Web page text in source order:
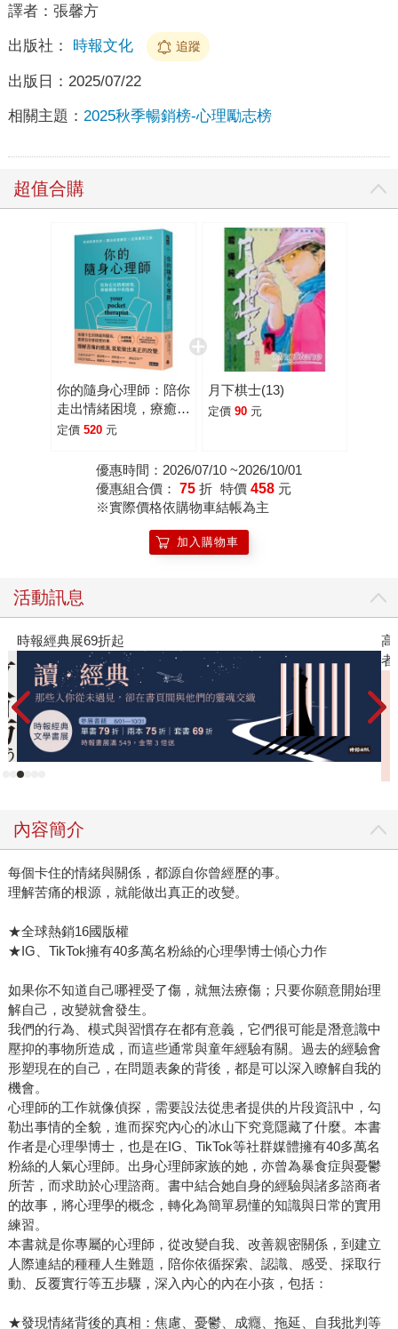
譯者： 張馨方
出版社： 時報文化 追蹤
出版日： 2025/07/22
相關主題： 2025秋季暢銷榜-心理勵志榜
超值合購
你的隨身心理師：陪你
走出情緒困境，療癒關
係中的傷痛
定價 520 元
月下棋士(13)
定價 90 元
優惠時間：2026/07/10 ~2026/10/01
優惠組合價： 75 折 特價 458 元
※實際價格依購物車結帳為主
加入購物車
活動訊息
時報經典展69折起
高
者
內容簡介
每個卡住的情緒與關係，都源自你曾經歷的事。
理解苦痛的根源，就能做出真正的改變。
★全球熱銷16國版權
★IG、TikTok擁有40多萬名粉絲的心理學博士傾心力作
如果你不知道自己哪裡受了傷，就無法療傷；只要你願意開始理
解自己，改變就會發生。
我們的行為、模式與習慣存在都有意義，它們很可能是潛意識中
壓抑的事物所造成，而這些通常與童年經驗有關。過去的經驗會
形塑現在的自己，在問題表象的背後，都是可以深入瞭解自我的
機會。
心理師的工作就像偵探，需要設法從患者提供的片段資訊中，勾
勒出事情的全貌，進而探究內心的冰山下究竟隱藏了什麼。本書
作者是心理學博士，也是在IG、TikTok等社群媒體擁有40多萬名
粉絲的人氣心理師。出身心理師家族的她，亦曾為暴食症與憂鬱
所苦，而求助於心理諮商。書中結合她自身的經驗與諸多諮商者
的故事，將心理學的概念，轉化為簡單易懂的知識與日常的實用
練習。
本書就是你專屬的心理師，從改變自我、改善親密關係，到建立
人際連結的種種人生難題，陪你依循探索、認識、感受、採取行
動、反覆實行等五步驟，深入內心的內在小孩，包括：
★發現情緒背後的真相：焦慮、憂鬱、成癮、拖延、自我批判等